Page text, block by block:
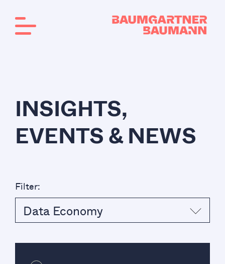
INSIGHTS,
EVENTS & NEWS
Filter:
Data Economy